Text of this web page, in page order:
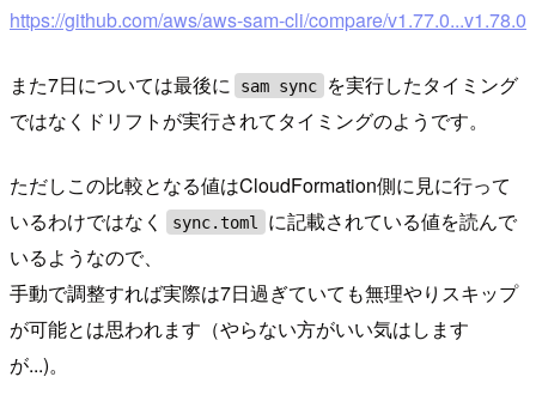
https://github.com/aws/aws-sam-cli/compare/v1.77.0...v1.78.0
また7日については最後に sam sync
を実行したタイミング
ではなくドリフトが実行されてタイミングのようです。
ただしこの比較となる値はCloudFormation側に見に行って
いるわけではなく
sync.toml
に記載されている値を読んで
いるようなので、
手動で調整すれば実際は7日過ぎていても無理やりスキップ
が可能とは思われます（やらない方がいい気はします
が...)。